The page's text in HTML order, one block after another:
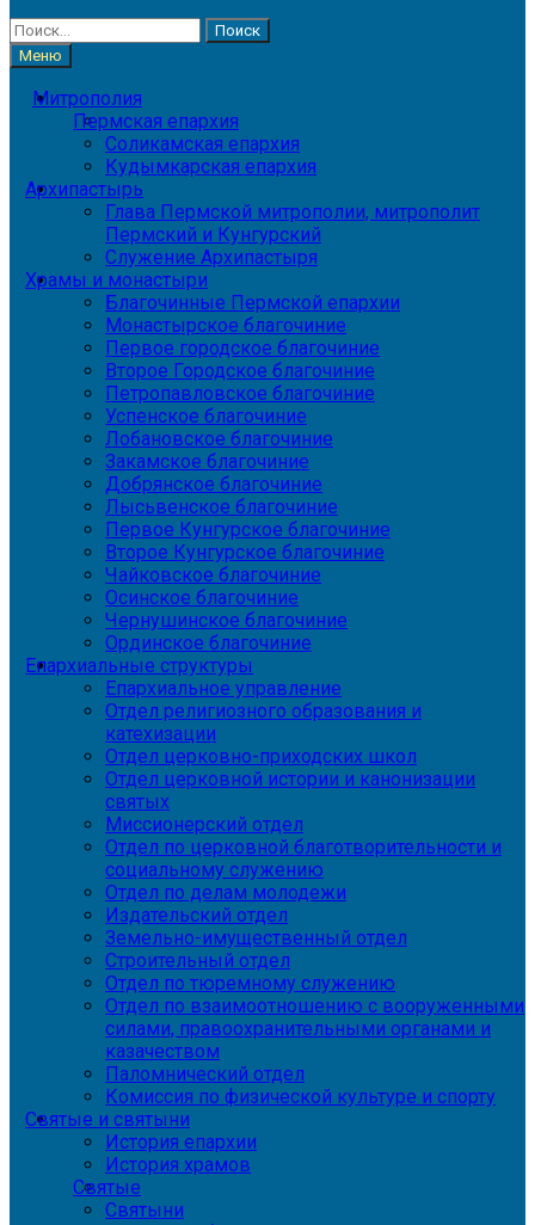
Найти:
Меню
Митрополия
Пермская епархия
Соликамская епархия
Кудымкарская епархия
Архипастырь
Глава Пермской митрополии, митрополит
Пермский и Кунгурский
Служение Архипастыря
Храмы и монастыри
Благочинные Пермской епархии
Монастырское благочиние
Первое городское благочиние
Второе Городское благочиние
Петропавловское благочиние
Успенское благочиние
Лобановское благочиние
Закамское благочиние
Добрянское благочиние
Лысьвенское благочиние
Первое Кунгурское благочиние
Второе Кунгурское благочиние
Чайковское благочиние
Осинское благочиние
Чернушинское благочиние
Ординское благочиние
Епархиальные структуры
Епархиальное управление
Отдел религиозного образования и
катехизации
Отдел церковно-приходских школ
Отдел церковной истории и канонизации
святых
Миссионерский отдел
Отдел по церковной благотворительности и
социальному служению
Отдел по делам молодежи
Издательский отдел
Земельно-имущественный отдел
Строительный отдел
Отдел по тюремному служению
Отдел по взаимоотношению с вооруженными
силами, правоохранительными органами и
казачеством
Паломнический отдел
Комиссия по физической культуре и спорту
Святые и святыни
История епархии
История храмов
Святые
Святыни